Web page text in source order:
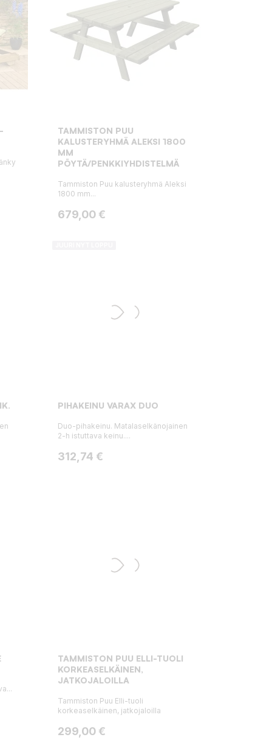
TAMMISTON PUU
KALUSTERYHMÄ ALEKSI 1800
MM
PÖYTÄ/PENKKIYHDISTELMÄ
Tammiston Puu kalusteryhmä Aleksi
1800 mm...
Hinta
679,00 €
PIHAKEINU VARAX DUO
Duo-pihakeinu. Matalaselkänojainen
2-h istuttava keinu....
Hinta
312,74 €
TAMMISTON PUU ELLI-TUOLI
KORKEASELKÄINEN,
JATKOJALOILLA
Tammiston Puu Elli-tuoli
korkeaselkäinen, jatkojaloilla
Hinta
299,00 €